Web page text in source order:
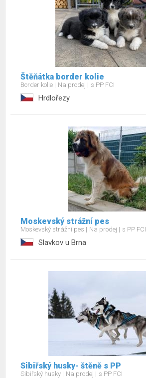
Štěňátka border kolie
Border kolie Na prodej s PP FCI
Hrdlořezy
Moskevský strážní pes
Moskevský strážní pes Na prodej s PP FCI
Slavkov u Brna
Sibiřský husky- štěně s PP
Sibiřský husky Na prodej s PP FCI